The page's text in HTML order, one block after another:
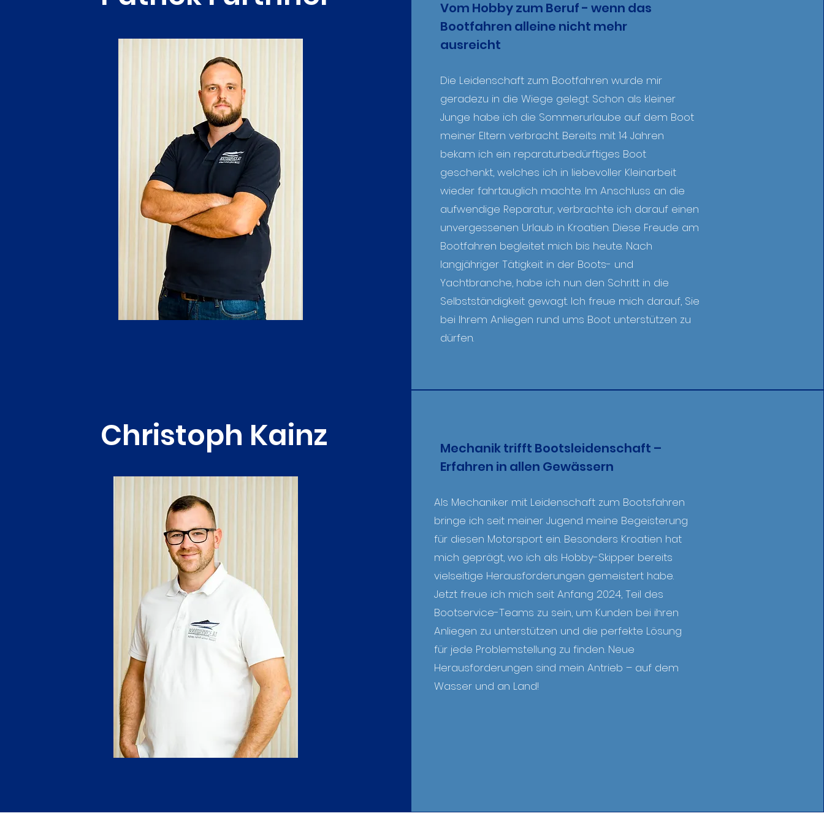
Vom Hobby zum Beruf - wenn das
Bootfahren alleine nicht mehr
ausreicht
Die Leidenschaft zum Bootfahren wurde mir
geradezu in die Wiege gelegt. Schon als kleiner
Junge habe ich die Sommerurlaube auf dem Boot
meiner Eltern verbracht. Bereits mit 14 Jahren
bekam ich ein reparaturbedürftiges Boot
geschenkt, welches ich in liebevoller Kleinarbeit
wieder fahrtauglich machte. Im Anschluss an die
aufwendige Reparatur, verbrachte ich darauf einen
unvergessenen Urlaub in Kroatien. Diese Freude am
Bootfahren begleitet mich bis heute. Nach
langjähriger Tätigkeit in der Boots- und
Yachtbranche, habe ich nun den Schritt in die
Selbstständigkeit gewagt. Ich freue mich darauf, Sie
bei Ihrem Anliegen rund ums Boot unterstützen zu
dürfen.
Christoph Kainz
Mechanik trifft Bootsleidenschaft –
Erfahren in allen Gewässern
Als Mechaniker mit Leidenschaft zum Bootsfahren
bringe ich seit meiner Jugend meine Begeisterung
für diesen Motorsport ein. Besonders Kroatien hat
mich geprägt, wo ich als Hobby-Skipper bereits
vielseitige Herausforderungen gemeistert habe.
Jetzt freue ich mich seit Anfang 2024, Teil des
Bootservice-Teams zu sein, um Kunden bei ihren
Anliegen zu unterstützen und die perfekte Lösung
für jede Problemstellung zu finden. Neue
Herausforderungen sind mein Antrieb – auf dem
Wasser und an Land!